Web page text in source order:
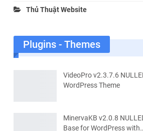
Thủ Thuật Website
Plugins - Themes
VideoPro v2.3.7.6
WordPress Theme
MinervaKB v2.0.8
Base for WordPress